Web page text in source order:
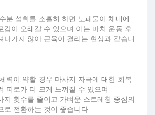
분 섭취를 소홀히 하면 노폐물이 체내에
감이 오래갈 수 있으며 이는 마치 운동 후
나가지 않아 근육이 결리는 현상과 같습니
력이 약할 경우 마사지 자극에 대한 회복
피로가 더 크게 느껴질 수 있으며
지 횟수를 줄이고 가벼운 스트레칭 중심의
로 전환하는 것이 좋습니다.